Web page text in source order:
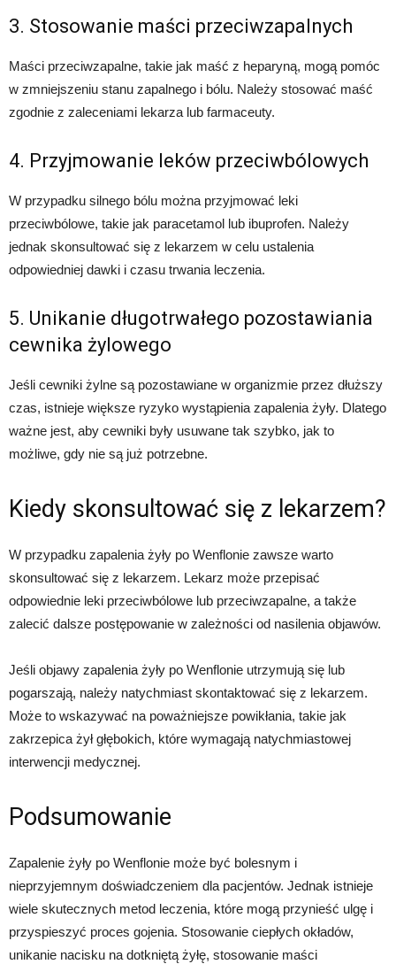
3. Stosowanie maści przeciwzapalnych
Maści przeciwzapalne, takie jak maść z heparyną, mogą pomóc
w zmniejszeniu stanu zapalnego i bólu. Należy stosować maść
zgodnie z zaleceniami lekarza lub farmaceuty.
4. Przyjmowanie leków przeciwbólowych
W przypadku silnego bólu można przyjmować leki
przeciwbólowe, takie jak paracetamol lub ibuprofen. Należy
jednak skonsultować się z lekarzem w celu ustalenia
odpowiedniej dawki i czasu trwania leczenia.
5. Unikanie długotrwałego pozostawiania
cewnika żylowego
Jeśli cewniki żylne są pozostawiane w organizmie przez dłuższy
czas, istnieje większe ryzyko wystąpienia zapalenia żyły. Dlatego
ważne jest, aby cewniki były usuwane tak szybko, jak to
możliwe, gdy nie są już potrzebne.
Kiedy skonsultować się z lekarzem?
W przypadku zapalenia żyły po Wenflonie zawsze warto
skonsultować się z lekarzem. Lekarz może przepisać
odpowiednie leki przeciwbólowe lub przeciwzapalne, a także
zalecić dalsze postępowanie w zależności od nasilenia objawów.
Jeśli objawy zapalenia żyły po Wenflonie utrzymują się lub
pogarszają, należy natychmiast skontaktować się z lekarzem.
Może to wskazywać na poważniejsze powikłania, takie jak
zakrzepica żył głębokich, które wymagają natychmiastowej
interwencji medycznej.
Podsumowanie
Zapalenie żyły po Wenflonie może być bolesnym i
nieprzyjemnym doświadczeniem dla pacjentów. Jednak istnieje
wiele skutecznych metod leczenia, które mogą przynieść ulgę i
przyspieszyć proces gojenia. Stosowanie ciepłych okładów,
unikanie nacisku na dotkniętą żyłę, stosowanie maści